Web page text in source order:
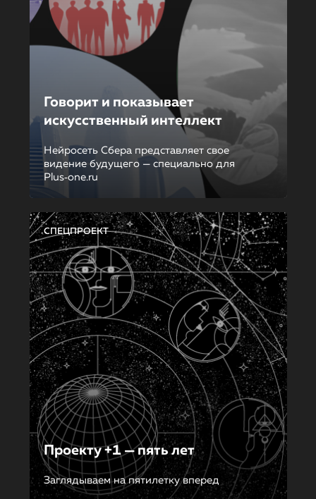
Говорит и показывает
искусственный интеллект
Нейросеть Сбера представляет свое
видение будущего — специально для
Plus‑one.ru
СПЕЦПРОЕКТ
Проекту +1 — пять лет
Заглядываем на пятилетку вперед